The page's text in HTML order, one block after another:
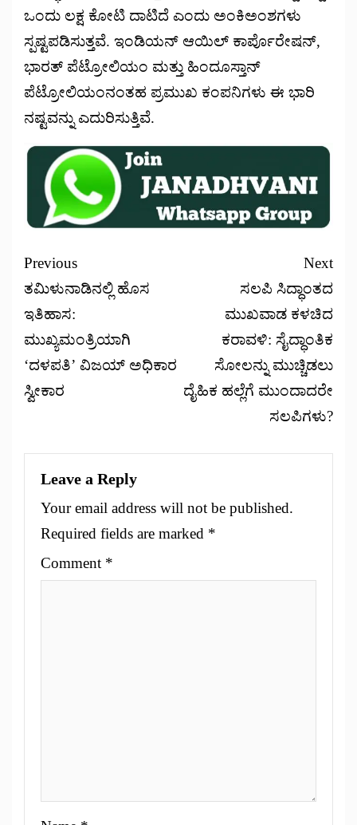
ಒಂದು ಲಕ್ಷ ಕೋಟಿ ದಾಟಿದೆ ಎಂದು ಅಂಕಿಅಂಶಗಳು
ಸ್ಪಷ್ಟಪಡಿಸುತ್ತವೆ. ಇಂಡಿಯನ್ ಆಯಿಲ್ ಕಾರ್ಪೊರೇಷನ್,
ಭಾರತ್ ಪೆಟ್ರೋಲಿಯಂ ಮತ್ತು ಹಿಂದೂಸ್ತಾನ್
ಪೆಟ್ರೋಲಿಯಂನಂತಹ ಪ್ರಮುಖ ಕಂಪನಿಗಳು ಈ ಭಾರಿ
ನಷ್ಟವನ್ನು ಎದುರಿಸುತ್ತಿವೆ.
Previous
ತಮಿಳುನಾಡಿನಲ್ಲಿ ಹೊಸ
ಇತಿಹಾಸ:
ಮುಖ್ಯಮಂತ್ರಿಯಾಗಿ
‘ದಳಪತಿ’ ವಿಜಯ್ ಅಧಿಕಾರ
ಸ್ವೀಕಾರ
Next
ಸಲಪಿ ಸಿದ್ಧಾಂತದ
ಮುಖವಾಡ ಕಳಚಿದ
ಕರಾವಳಿ: ಸೈದ್ಧಾಂತಿಕ
ಸೋಲನ್ನು ಮುಚ್ಚಿಡಲು
ದೈಹಿಕ ಹಲ್ಲೆಗೆ ಮುಂದಾದರೇ
ಸಲಪಿಗಳು?
Leave a Reply
Your email address will not be published.
Required fields are marked *
Comment *